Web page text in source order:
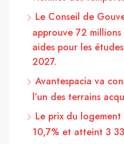
Le Conseil de
approuve 72 millions
aides pour les
2027.
Avantespacia va
l’un des terrains
Le prix du
10,7% et atteint 3